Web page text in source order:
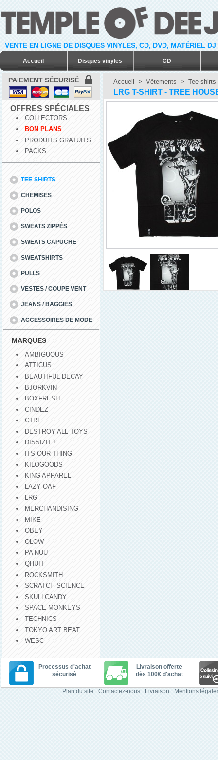
VENTE EN LIGNE DE DISQUES VINYLES, CD, DVD, MATÉRIEL
Accueil Disques vinyles CD
PAIEMENT SÉCURISÉ
OFFRES SPÉCIALES
COLLECTORS
BON PLANS
PRODUITS GRATUITS
PACKS
TEE-SHIRTS
CHEMISES
POLOS
SWEATS ZIPPÉS
SWEATS CAPUCHE
SWEATSHIRTS
PULLS
VESTES / COUPE VENT
JEANS / BAGGIES
ACCESSOIRES DE MODE
MARQUES
AMBIGUOUS
ATTICUS
BEAUTIFUL DECAY
BJORKVIN
BOXFRESH
CINDEZ
CTRL
DESTROY ALL TOYS
DISSIZIT !
ITS OUR THING
KILOGOODS
KING APPAREL
LAZY OAF
LRG
MERCHANDISING
MIKE
OBEY
OLOW
PA NUU
QHUIT
ROCKSMITH
SCRATCH SCIENCE
SKULLCANDY
SPACE MONKEYS
TECHNICS
TOKYO ART BEAT
WESC
Accueil > Vêtements > Tee-shirts
LRG T-SHIRT - TREE
Processus d'achat
sécurisé
Livraison offerte
dès 100€ d'achat
Plan du site Contactez-nous Livraison Mentions